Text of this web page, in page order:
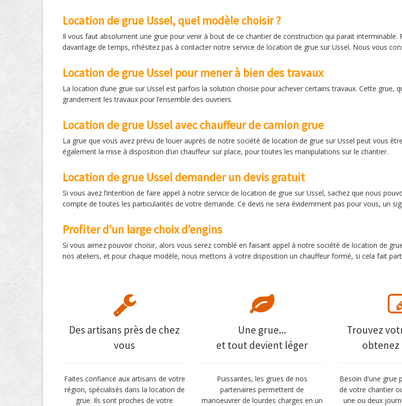
Location de grue Ussel, quel modèle choisir ?
Il vous faut absolument une grue pour venir à bout de ce chantier de construction qui parait
davantage de temps, n’hésitez pas à contacter notre service de location de grue sur Ussel. Nous vous
Location de grue Ussel pour mener à bien des travaux
La location d’une grue sur Ussel est parfois la solution choisie pour achever certains travaux. Cette grue,
grandement les travaux pour l’ensemble des ouvriers.
Location de grue Ussel avec chauffeur de camion grue
La grue que vous avez prévu de louer auprès de notre société de location de grue sur Ussel peut vous
également la mise à disposition d’un chauffeur sur place, pour toutes les manipulations sur le chantier.
Location de grue Ussel demander un devis gratuit
Si vous avez l’intention de faire appel à notre service de location de grue sur Ussel, sachez que nous
compte de toutes les particularités de votre demande. Ce devis ne sera évidemment pas pour vous, un
Profiter d’un large choix d’engins
Si vous aimez pouvoir choisir, alors vous serez comblé en faisant appel à notre société de location de
nos ateliers, et pour chaque modèle, nous mettons à votre disposition un chauffeur formé, si cela fait
Des artisans près de chez
vous
Faites confiance aux artisans de votre
région, spécialisés dans la location de
grue. Ils sont proches de votre
Une grue...
et tout devient léger
Puissantes, les grues de nos
partenaires permettent de
manoeuvrer de lourdes charges en un
Trouvez
obtenez
Besoin d'une grue
de votre chantier
une ou deux